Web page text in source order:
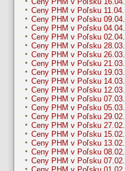
Ceny PHM v Poľsku 11.04.
Ceny PHM v Poľsku 09.04.
Ceny PHM v Poľsku 04.04.
Ceny PHM v Poľsku 02.04.
Ceny PHM v Poľsku 28.03.
Ceny PHM v Poľsku 26.03.
Ceny PHM v Poľsku 21.03.
Ceny PHM v Poľsku 19.03.
Ceny PHM v Poľsku 14.03.
Ceny PHM v Poľsku 12.03.
Ceny PHM v Poľsku 07.03.
Ceny PHM v Poľsku 05.03.
Ceny PHM v Poľsku 29.02.
Ceny PHM v Poľsku 27.02.
Ceny PHM v Poľsku 15.02.
Ceny PHM v Poľsku 13.02.
Ceny PHM v Poľsku 08.02.
Ceny PHM v Poľsku 07.02.